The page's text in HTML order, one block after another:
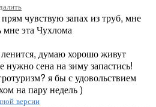
чувствую запах из труб, мне
мне эта Чухлома
ленится, думаю хорошо живут
нужно сена на зиму запастись!
я бы с удовольствием
на пару недель )
версии